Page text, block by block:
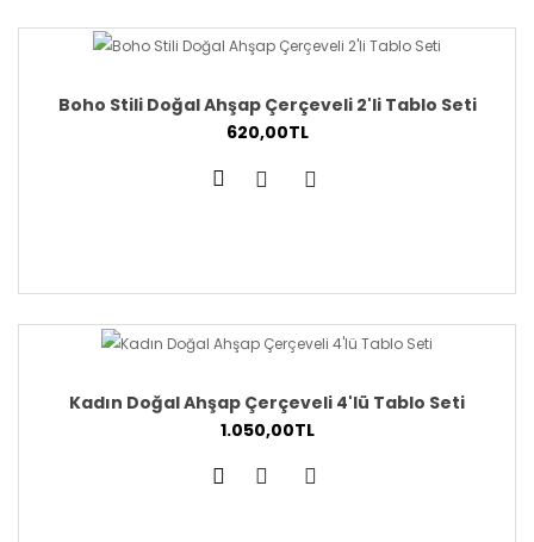
Boho Stili Doğal Ahşap Çerçeveli 2'li Tablo Seti
620,00TL
Kadın Doğal Ahşap Çerçeveli 4'lü Tablo Seti
1.050,00TL